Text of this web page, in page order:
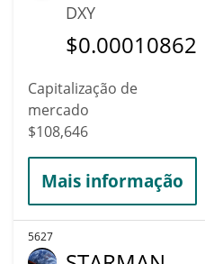
DXY
$0.00010862
Capitalização de
mercado
$108,646
Mais informação
5627